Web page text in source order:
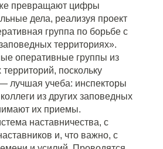
превращают цифры
дела, реализуя проект
группа по борьбе с
территориях».
оперативные группы из
поскольку
лучшая учеба: инспекторы
из других заповедных
их приемы.
наставничества, с
и, что важно, с